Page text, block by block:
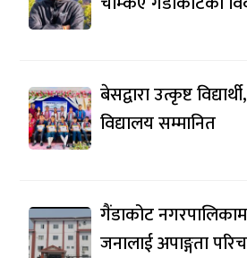
बेसद्वारा उत्कृष्ट
विद्यालय सम्मानित
गैंडाकोट
जनालाई अपाङ्गता